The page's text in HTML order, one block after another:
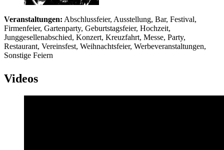
Veranstaltungen: Abschlussfeier, Ausstellung, Bar, Festival,
Firmenfeier, Gartenparty, Geburtstagsfeier, Hochzeit,
Junggesellenabschied, Konzert, Kreuzfahrt, Messe, Party,
Restaurant, Vereinsfest, Weihnachtsfeier, Werbeveranstaltungen,
Sonstige Feiern
Videos